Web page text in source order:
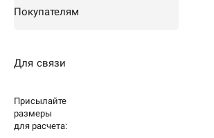
Покупателям
Для связи
Присылайте
размеры
для расчета: